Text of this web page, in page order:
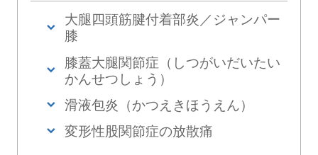
大腿四頭筋腱付着部炎／ジャンパー
膝
膝蓋大腿関節症（しつがいだいたい
かんせつしょう）
滑液包炎（かつえきほうえん）
変形性股関節症の放散痛